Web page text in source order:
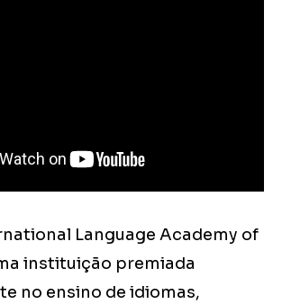
Language Academy of
instituição premiada
no ensino de idiomas,